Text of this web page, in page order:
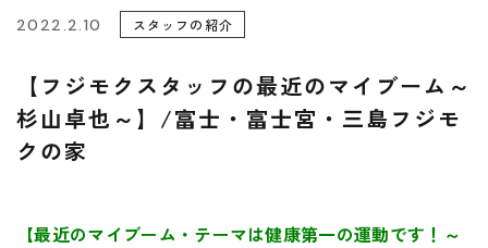
確かな住宅性能
Company
Staff Interview
2022.2.10 スタッフの紹介
【フジモクスタッフの最近のマイブーム～
杉山卓也～】/富士・富士宮・三島フジモ
クの家
【最近のマイブーム・テーマは健康第一の運動です！～